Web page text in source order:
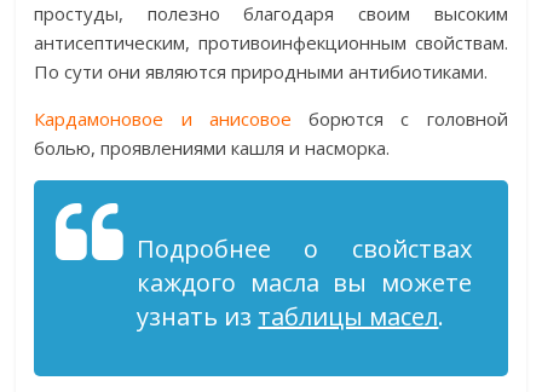
простуды, полезно благодаря своим высоким
антисептическим, противоинфекционным свойствам.
По сути они являются природными антибиотиками.
Кардамоновое и анисовое борются с головной
болью, проявлениями кашля и насморка.
Подробнее о свойствах
каждого масла вы можете
узнать из таблицы масел.